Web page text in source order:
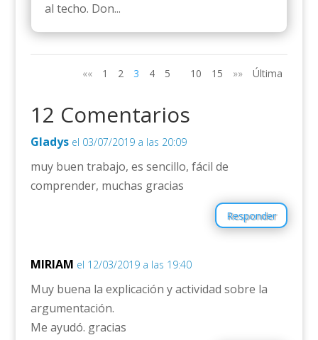
al techo. Don...
«« 1 2 3 4 5 10 15 »» Última
12 Comentarios
Gladys el 03/07/2019 a las 20:09
muy buen trabajo, es sencillo, fácil de
comprender, muchas gracias
Responder
MIRIAM el 12/03/2019 a las 19:40
Muy buena la explicación y actividad sobre la
argumentación.
Me ayudó. gracias